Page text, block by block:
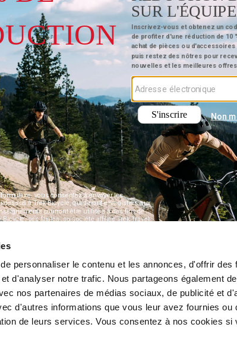
personnaliser le contenu et les annonces, d'offrir des
d'analyser notre trafic. Nous partageons également
nos partenaires de médias sociaux, de publicité et
d'autres informations que vous leur avez fournies ou
de leurs services. Vous consentez à nos cookies si